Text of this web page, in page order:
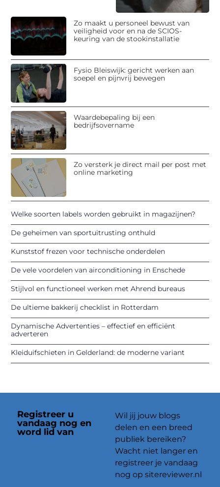
Zo maakt u personeel bewust van
veiligheid voor en na de SCIOS-
keuring van de stookinstallatie
Fysio Bleiswijk: gericht werken aan
soepel en pijnvrij bewegen
Waardebepaling bij een
bedrijfsovername
Zo versterk je direct mail per post met
online marketing
Welke soorten labels worden gebruikt in magazijnen?
De geheimen van sportuitrusting onthuld
Kunststof frezen voor technische onderdelen
De vele voordelen van airconditioning in Enschede
Stijlvol en functioneel werken met Ahrend bureaus
De ultieme bakkerij checklist in Rotterdam
Dynamische Advertenties – effectief en efficiënt
adverteren
Kleiduifschieten in Gelderland: de moderne variant
Registreer u
vandaag nog en
word lid van
Wil jij jouw blogs
delen en een breed
publiek bereiken?
Wacht niet langer en
registreer je vandaag
nog op sitereviewer.nl